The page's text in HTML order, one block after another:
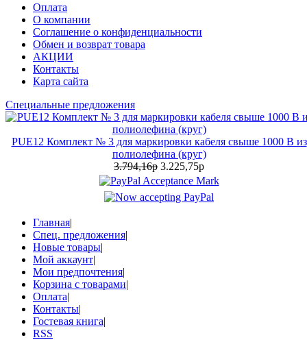
Оплата
О компании
Соглашение о конфиденциальности
Обмен и возврат товара
АКЦИИ
Контакты
Карта сайта
Специальные предложения
PUE12 Комплект № 3 для маркировки кабеля свыше 1000 В из
полиолефина (круг)
3.794,16р 3.225,75р
Главная|
Спец. предложения|
Новые товары|
Мой аккаунт|
Мои предпочтения|
Корзина с товарами|
Оплата|
Контакты|
Гостевая книга|
RSS